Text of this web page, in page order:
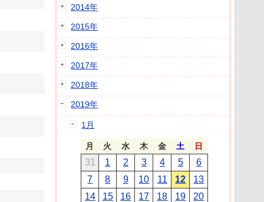
2014年
2015年
2016年
2017年
2018年
2019年
1月
月 火 水 木 金 土 日
31 1 2 3 4 5
6
7
8 9 10 11 12
13
14
15 16 17 18 19
20